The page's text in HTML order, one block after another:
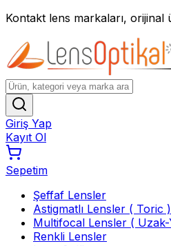
Kontakt lens markaları, orijinal
Giriş Yap
Kayıt Ol
Sepetim
Şeffaf Lensler
Astigmatlı Lensler ( Toric )
Multifocal Lensler ( Uzak-
Renkli Lensler